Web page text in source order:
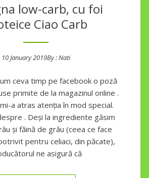
low-carb, cu foi
Ciao Carb
10 January 2019By :Nati
ceva timp pe facebook o poză
primite de la magazinul online .
a atras atenția în mod special.
. Deși la ingrediente găsim
și făină de grâu (ceea ce face
pentru celiaci, din păcate),
ne asigură că